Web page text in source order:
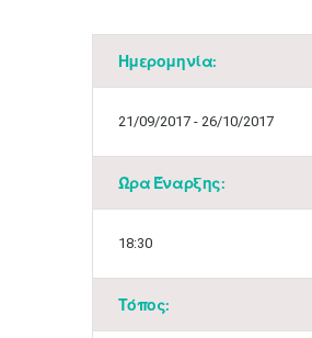
Ημερομηνία:
21/09/2017 - 26/10/2017
Ώρα Έναρξης:
18:30
Τόπος: